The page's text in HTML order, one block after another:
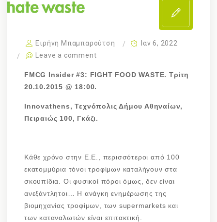
Ειρήνη Μπαμπαρούτση
Ιαν 6, 2022
Leave a comment
FMCG Insider #3: FIGHT FOOD WASTE. Τρίτη
20.10.2015 @ 18:00.
Innovathens, Τεχνόπολις Δήμου Αθηναίων,
Πειραιώς 100, Γκάζι.
Κάθε χρόνο στην Ε.Ε., περισσότεροι από 100
εκατομμύρια τόνοι τροφίμων καταλήγουν στα
σκουπίδια. Οι φυσικοί πόροι όμως, δεν είναι
ανεξάντλητοι… Η ανάγκη ενημέρωσης της
βιομηχανίας τροφίμων, των supermarkets και
των καταναλωτών είναι επιτακτική.